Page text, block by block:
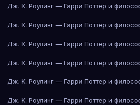
Дж. К. Роулинг — Гарри Поттер и
Дж. К. Роулинг — Гарри Поттер и
Дж. К. Роулинг — Гарри Поттер и
Дж. К. Роулинг — Гарри Поттер и
Дж. К. Роулинг — Гарри Поттер и
Дж. К. Роулинг — Гарри Поттер и